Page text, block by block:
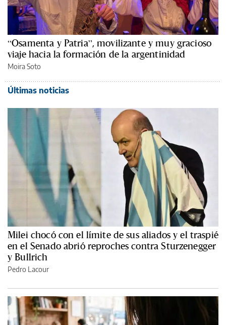
“Osamenta y Patria”, movilizante y muy gracioso
viaje hacia la formación de la argentinidad
Moira Soto
Últimas noticias
Milei chocó con el límite de sus aliados y el traspié
en el Senado abrió reproches contra Sturzenegger
y Bullrich
Pedro Lacour